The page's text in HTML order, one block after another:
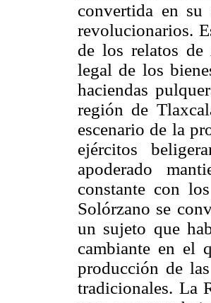
convertida en su
revolucionarios.
de los relatos de
legal de los
haciendas
región de
escenario de la
ejércitos
apoderado
constante con
Solórzano se
un sujeto que
cambiante en el
producción de
tradicionales. La